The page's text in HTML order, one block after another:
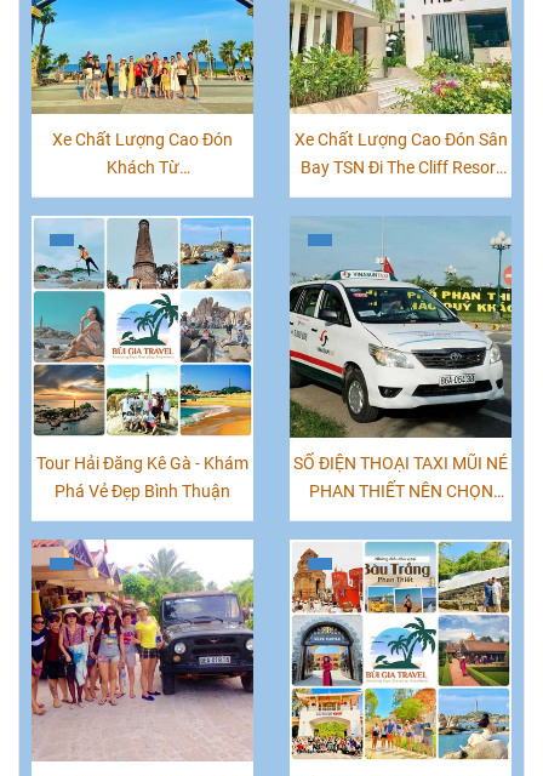
Xe Chất Lượng Cao Đón
Khách Từ
Novaworld|Movenpick Phan
Thiết Đi Sài Gòn "Sân Bay
TSN"
Xe Chất Lượng Cao Đón Sân
Bay TSN Đi The Cliff Resort
Mũi Né
Tour Hải Đăng Kê Gà - Khám
Phá Vẻ Đẹp Bình Thuận
SỐ ĐIỆN THOẠI TAXI MŨI NÉ
PHAN THIẾT NÊN CHỌN
HÃNG XE NÀO TỐT NHẤT